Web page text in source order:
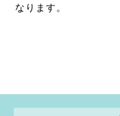
なります。